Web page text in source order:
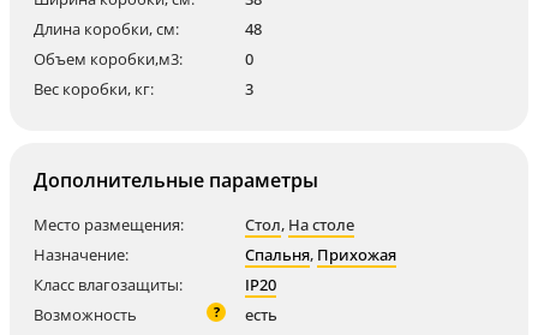
Длина коробки, см:
48
Объем коробки,м3:
0
Вес коробки, кг:
3
Дополнительные параметры
Место размещения: Стол, На столе
Назначение:
Спальня, Прихожая
Класс влагозащиты:
IP20
Возможность
? есть